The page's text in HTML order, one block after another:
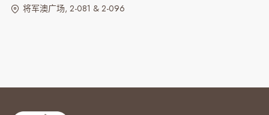
将军澳广场, 2-081 & 2-096